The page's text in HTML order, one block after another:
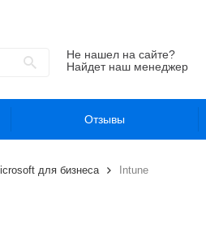
Не нашел на сайте?
Найдет наш менеджер
Отзывы
для бизнеса Intune